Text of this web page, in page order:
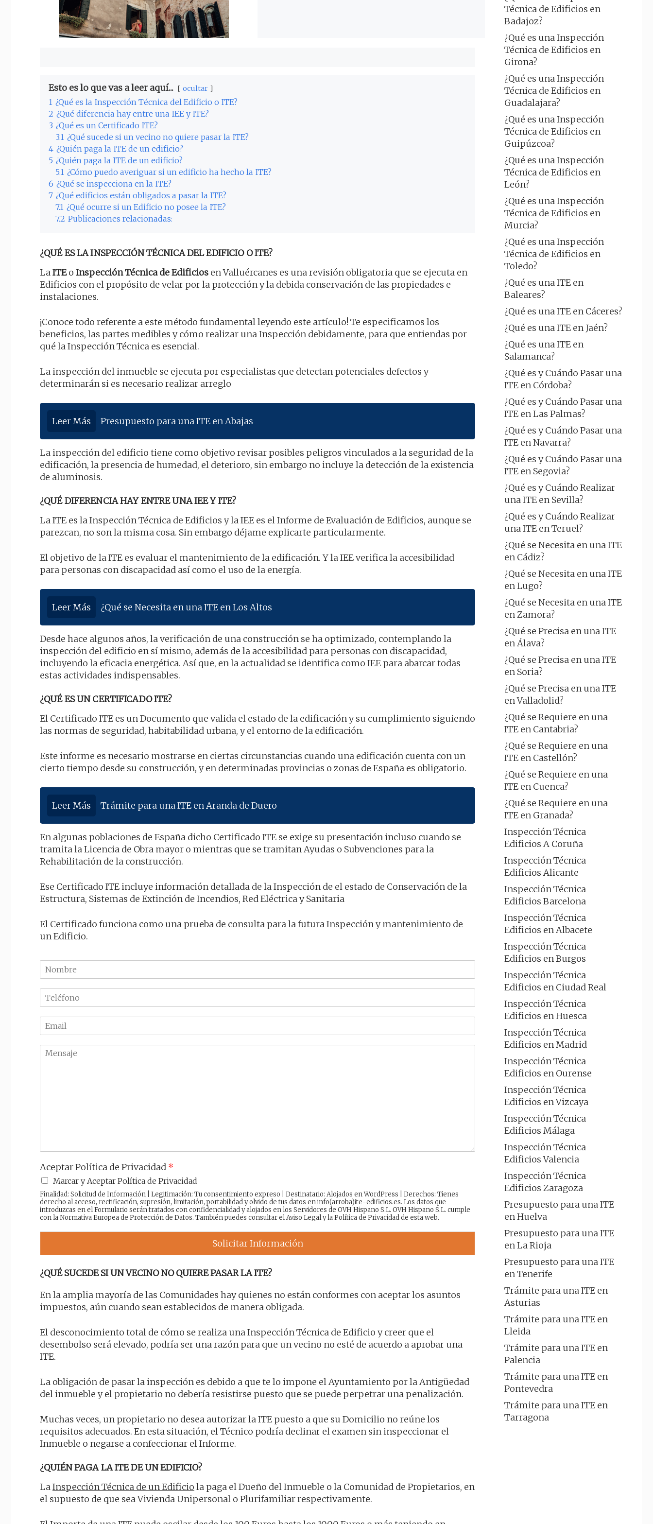
Esto es lo que vas a leer aquí... ocultar
1 ¿Qué es la Inspección Técnica del Edificio o ITE?
2 ¿Qué diferencia hay entre una IEE y ITE?
3 ¿Qué es un Certificado ITE?
3.1 ¿Qué sucede si un vecino no quiere pasar la ITE?
4 ¿Quién paga la ITE de un edificio?
5 ¿Quién paga la ITE de un edificio?
5.1 ¿Cómo puedo averiguar si un edificio ha hecho la ITE?
6 ¿Qué se inspecciona en la ITE?
7 ¿Qué edificios están obligados a pasar la ITE?
7.1 ¿Qué ocurre si un Edificio no posee la ITE?
7.2 Publicaciones relacionadas:
¿QUÉ ES LA INSPECCIÓN TÉCNICA DEL EDIFICIO O ITE?
LaITEo Inspección Técnica de Edificios en Valluércanes es una revisión obligatoria que se ejecuta en
Edificios con el propósito de velar por la protección y la debida conservación de las propiedades e
instalaciones.
¡Conoce todo referente a este método fundamental leyendo este artículo! Te especificamos los
beneficios, las partes medibles y cómo realizar una Inspección debidamente, para que entiendas por
qué la Inspección Técnica es esencial.
La inspección del inmueble se ejecuta por especialistas que detectan potenciales defectos y
determinarán si es necesario realizar arreglo
Leer Más Presupuesto para una ITE en Abajas
La inspección del edificio tiene como objetivo revisar posibles peligros vinculados a la seguridad de la
edificación, la presencia de humedad, el deterioro, sin embargo no incluye la detección de la existencia
de aluminosis.
¿QUÉ DIFERENCIA HAY ENTRE UNA IEE Y ITE?
La ITE es la Inspección Técnica de Edificios y la IEE es el Informe de Evaluación de Edificios, aunque se
parezcan, no son la misma cosa. Sin embargo déjame explicarte particularmente.
El objetivo de la ITE es evaluar el mantenimiento de la edificación. Y la IEE verifica la accesibilidad
para personas con discapacidad así como el uso de la energía.
Leer Más ¿Qué se Necesita en una ITE en Los Altos
Desde hace algunos años, la verificación de una construcción se ha optimizado, contemplando la
inspección del edificio en sí mismo, además de la accesibilidad para personas con discapacidad,
incluyendo la eficacia energética. Así que, en la actualidad se identifica como IEE para abarcar todas
estas actividades indispensables.
¿QUÉ ES UN CERTIFICADO ITE?
El Certificado ITE es un Documento que valida el estado de la edificación y su cumplimiento siguiendo
las normas de seguridad, habitabilidad urbana, y el entorno de la edificación.
Este informe es necesario mostrarse en ciertas circunstancias cuando una edificación cuenta con un
cierto tiempo desde su construcción, y en determinadas provincias o zonas de España es obligatorio.
Leer Más Trámite para una ITE en Aranda de Duero
En algunas poblaciones de España dicho Certificado ITE se exige su presentación incluso cuando se
tramita la Licencia de Obra mayor o mientras que se tramitan Ayudas o Subvenciones para la
Rehabilitación de la construcción.
Ese Certificado ITE incluye información detallada de la Inspección de el estado de Conservación de la
Estructura, Sistemas de Extinción de Incendios, Red Eléctrica y Sanitaria
El Certificado funciona como una prueba de consulta para la futura Inspección y mantenimiento de
un Edificio.
N
o
m
r
e
l
f
m
a
M
Aceptar Política de Privacidad *
Marcar y Aceptar Política de Privacidad
Finalidad: Solicitud de Información | Legitimación: Tu consentimiento expreso | Destinatario: Alojados en WordPress | Derechos: Tienes
derecho al acceso, rectificación, supresión, limitación, portabilidad y olvido de tus datos en info(arroba)ite-edificios.es. Los datos que
introduzcas en el Formulario serán tratados con confidencialidad y alojados en los Servidores de OVH Hispano S.L. OVH Hispano S.L. cumple
con la Normativa Europea de Protección de Datos. También puedes consultar elAviso Legaly laPolítica de Privacidadde esta web.
Solicitar Información
¿QUÉ SUCEDE SI UN VECINO NO QUIERE PASAR LA ITE?
En la amplia mayoría de las Comunidades hay quienes no están conformes con aceptar los asuntos
impuestos, aún cuando sean establecidos de manera obligada.
El desconocimiento total de cómo se realiza una Inspección Técnica de Edificio y creer que el
desembolso será elevado, podría ser una razón para que un vecino no esté de acuerdo a aprobar una
ITE.
La obligación de pasar la inspección es debido a que te lo impone el Ayuntamiento por la Antigüedad
del inmueble y el propietario no debería resistirse puesto que se puede perpetrar una penalización.
Muchas veces, un propietario no desea autorizar la ITE puesto a que su Domicilio no reúne los
requisitos adecuados. En esta situación, el Técnico podría declinar el examen sin inspeccionar el
Inmueble o negarse a confeccionar el Informe.
¿QUIÉN PAGA LA ITE DE UN EDIFICIO?
LaInspección Técnica de un Edificio la paga el Dueño del Inmueble o la Comunidad de Propietarios, en
el supuesto de que sea Vivienda Unipersonal o Plurifamiliar respectivamente.
Técnica de Edificios en
Badajoz?
¿Qué es una Inspección
Técnica de Edificios en
Girona?
¿Qué es una Inspección
Técnica de Edificios en
Guadalajara?
¿Qué es una Inspección
Técnica de Edificios en
Guipúzcoa?
¿Qué es una Inspección
Técnica de Edificios en
León?
¿Qué es una Inspección
Técnica de Edificios en
Murcia?
¿Qué es una Inspección
Técnica de Edificios en
Toledo?
¿Qué es una ITE en
Baleares?
¿Qué es una ITE en Cáceres?
¿Qué es una ITE en Jaén?
¿Qué es una ITE en
Salamanca?
¿Qué es y Cuándo Pasar una
ITE en Córdoba?
¿Qué es y Cuándo Pasar una
ITE en Las Palmas?
¿Qué es y Cuándo Pasar una
ITE en Navarra?
¿Qué es y Cuándo Pasar una
ITE en Segovia?
¿Qué es y Cuándo Realizar
una ITE en Sevilla?
¿Qué es y Cuándo Realizar
una ITE en Teruel?
¿Qué se Necesita en una ITE
en Cádiz?
¿Qué se Necesita en una ITE
en Lugo?
¿Qué se Necesita en una ITE
en Zamora?
¿Qué se Precisa en una ITE
en Álava?
¿Qué se Precisa en una ITE
en Soria?
¿Qué se Precisa en una ITE
en Valladolid?
¿Qué se Requiere en una
ITE en Cantabria?
¿Qué se Requiere en una
ITE en Castellón?
¿Qué se Requiere en una
ITE en Cuenca?
¿Qué se Requiere en una
ITE en Granada?
Inspección Técnica
Edificios A Coruña
Inspección Técnica
Edificios Alicante
Inspección Técnica
Edificios Barcelona
Inspección Técnica
Edificios en Albacete
Inspección Técnica
Edificios en Burgos
Inspección Técnica
Edificios en Ciudad Real
Inspección Técnica
Edificios en Huesca
Inspección Técnica
Edificios en Madrid
Inspección Técnica
Edificios en Ourense
Inspección Técnica
Edificios en Vizcaya
Inspección Técnica
Edificios Málaga
Inspección Técnica
Edificios Valencia
Inspección Técnica
Edificios Zaragoza
Presupuesto para una ITE
en Huelva
Presupuesto para una ITE
en La Rioja
Presupuesto para una ITE
en Tenerife
Trámite para una ITE en
Asturias
Trámite para una ITE en
Lleida
Trámite para una ITE en
Palencia
Trámite para una ITE en
Pontevedra
Trámite para una ITE en
Tarragona